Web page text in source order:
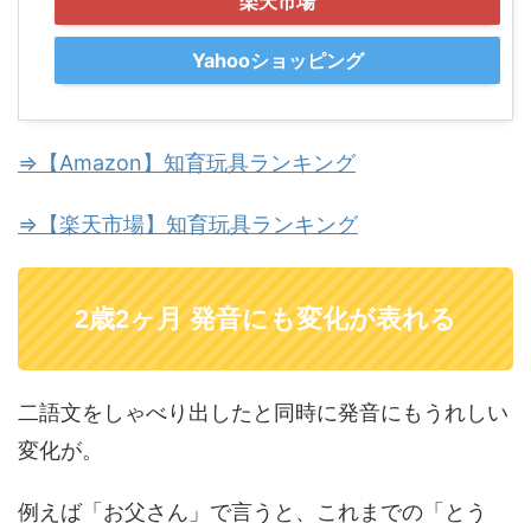
Yahooショッピング
⇒【Amazon】知育玩具ランキング
⇒【楽天市場】知育玩具ランキング
2歳2ヶ月 発音にも変化が表れる
二語文をしゃべり出したと同時に発音にもうれしい
変化が。
例えば「お父さん」で言うと、これまでの「とう